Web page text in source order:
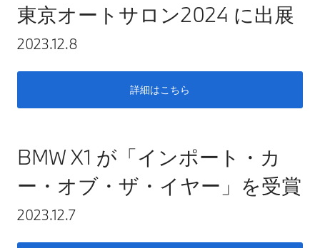
東京オートサロン2024 に出展
2023.12.8
詳細はこちら
BMW X1 が「インポート・カ
ー・オブ・ザ・イヤー」を受賞
2023.12.7